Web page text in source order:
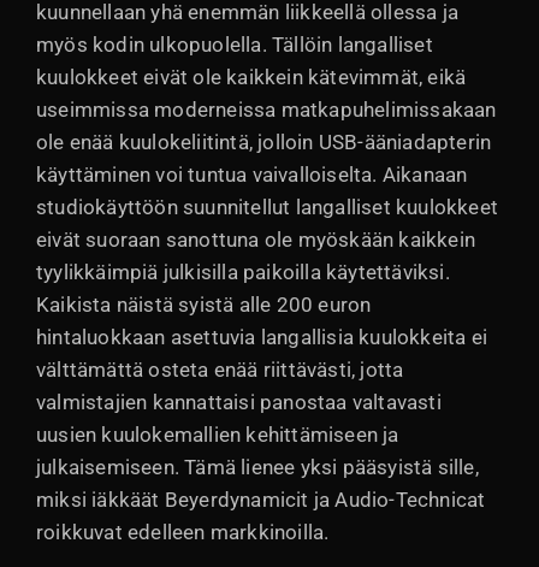
kuunnellaan yhä enemmän liikkeellä ollessa ja
myös kodin ulkopuolella. Tällöin langalliset
kuulokkeet eivät ole kaikkein kätevimmät, eikä
useimmissa moderneissa matkapuhelimissakaan
ole enää kuulokeliitintä, jolloin USB-ääniadapterin
käyttäminen voi tuntua vaivalloiselta. Aikanaan
studiokäyttöön suunnitellut langalliset kuulokkeet
eivät suoraan sanottuna ole myöskään kaikkein
tyylikkäimpiä julkisilla paikoilla käytettäviksi.
Kaikista näistä syistä alle 200 euron
hintaluokkaan asettuvia langallisia kuulokkeita ei
välttämättä osteta enää riittävästi, jotta
valmistajien kannattaisi panostaa valtavasti
uusien kuulokemallien kehittämiseen ja
julkaisemiseen. Tämä lienee yksi pääsyistä sille,
miksi iäkkäät Beyerdynamicit ja Audio-Technicat
roikkuvat edelleen markkinoilla.